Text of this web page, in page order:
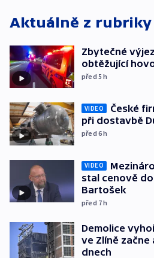
Aktuálně z rubriky
Zbytečné
obtěžující
před 5h
VIDEO
České
při dostavbě
před 6h
VIDEO
stal cenově
Bartošek
před 7h
Demolice
ve Zlíně začne
dnech